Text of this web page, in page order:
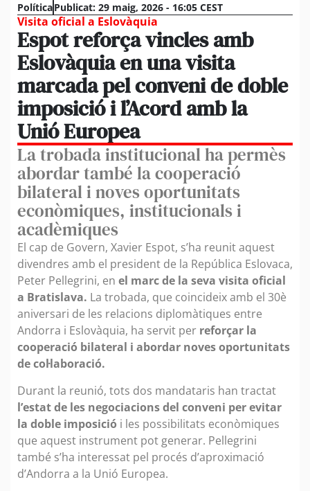
PolíticaPublicat: 29 maig, 2026 - 16:05 CEST
Visita oficial a Eslovàquia
Espot reforça vincles amb
Eslovàquia en una visita
marcada pel conveni de doble
imposició i l’Acord amb la
Unió Europea
La trobada institucional ha permès
abordar també la cooperació
bilateral i noves oportunitats
econòmiques, institucionals i
acadèmiques
El cap de Govern, Xavier Espot, s’ha reunit aquest
divendres amb el president de la República Eslovaca,
Peter Pellegrini, en el marc de la seva visita oficial
a Bratislava. La trobada, que coincideix amb el 30è
aniversari de les relacions diplomàtiques entre
Andorra i Eslovàquia, ha servit per reforçar la
cooperació bilateral i abordar noves oportunitats
de col·laboració.
Durant la reunió, tots dos mandataris han tractat
l’estat de les negociacions del conveni per evitar
la doble imposició i les possibilitats econòmiques
que aquest instrument pot generar. Pellegrini
també s’ha interessat pel procés d’aproximació
d’Andorra a la Unió Europea.